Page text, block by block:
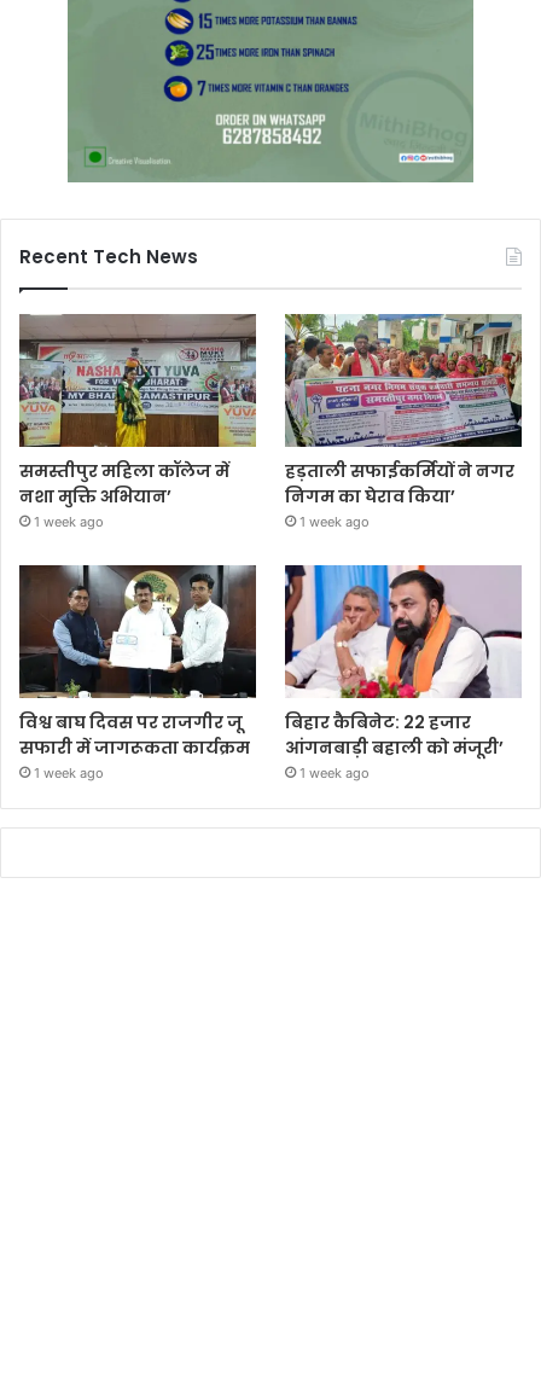
Recent Tech News
समस्तीपुर महिला कॉलेज में
नशा मुक्ति अभियान’
1 week ago
हड़ताली सफाईकर्मियों ने नगर
निगम का घेराव किया’
1 week ago
विश्व बाघ दिवस पर राजगीर जू
सफारी में जागरूकता कार्यक्रम
1 week ago
बिहार कैबिनेट: 22 हजार
आंगनबाड़ी बहाली को मंजूरी’
1 week ago